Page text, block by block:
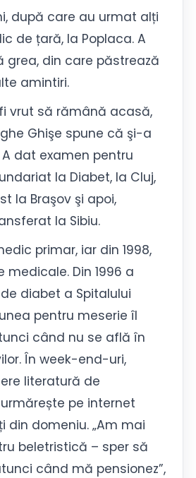
după care au urmat alți
de țară, la Poplaca. A
grea, din care păstrează
amintiri.
vrut să rămână acasă,
Ghişe spune că şi-a
dat examen pentru
la Diabet, la Cluj,
la Braşov şi apoi,
la Sibiu.
primar, iar din 1998,
medicale. Din 1996 a
diabet a Spitalului
pentru meserie îl
când nu se află în
În week-end-uri,
literatură de
pe internet
din domeniu. „Am mai
beletristică – sper să
când mă pensionez”,